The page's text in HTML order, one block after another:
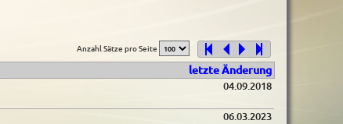
Anzahl Sätze pro Seite
letzte Änderung
04.09.2018
06.03.2023